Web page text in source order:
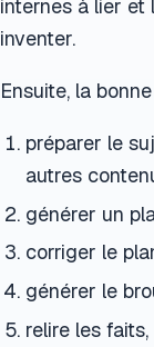
internes à lier et
inventer.
Ensuite, la
préparer le
autres
générer un
corriger le
générer le
relire les